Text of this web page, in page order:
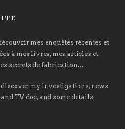
mes enquêtes récentes et
à mes livres, mes articles et
secrets de fabrication…
my investigations, news
TV doc, and some details